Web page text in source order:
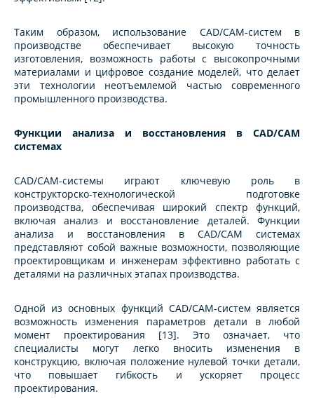
Таким образом, использование CAD/CAM-систем в
производстве обеспечивает высокую точность
изготовления, возможность работы с высокопрочными
материалами и цифровое создание моделей, что делает
эти технологии неотъемлемой частью современного
промышленного производства.
Функции анализа и восстановления в CAD/CAM
системах
CAD/CAM-системы играют ключевую роль в
конструкторско-технологической подготовке
производства, обеспечивая широкий спектр функций,
включая анализ и восстановление деталей. Функции
анализа и восстановления в CAD/CAM системах
представляют собой важные возможности, позволяющие
проектировщикам и инженерам эффективно работать с
деталями на различных этапах производства.
Одной из основных функций CAD/CAM-систем является
возможность изменения параметров детали в любой
момент проектирования [13]. Это означает, что
специалисты могут легко вносить изменения в
конструкцию, включая положение нулевой точки детали,
что повышает гибкость и ускоряет процесс
проектирования.